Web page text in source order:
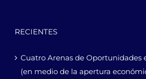
RECIENTES
Cuatro Arenas de Oportunidades
(en medio de la apertura